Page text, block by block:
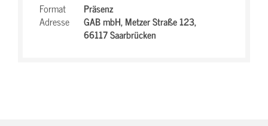
Format
Präsenz
Adresse
GAB mbH,Metzer Straße 123,
66117 Saarbrücken